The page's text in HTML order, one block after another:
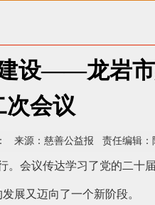
设——龙岩
次会议
来源：慈善公益报 责任编辑：
会议传达学习了党的二十
展又迈向了一个新阶段。